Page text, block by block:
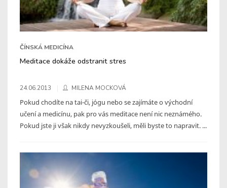
ČÍNSKÁ MEDICÍNA
Meditace dokáže odstranit stres
24.06.2013 MILENA MOCKOVÁ
Pokud chodíte na tai-či, jógu nebo se zajímáte o východní
učení a medicínu, pak pro vás meditace není nic neznámého.
Pokud jste ji však nikdy nevyzkoušeli, měli byste to napravit. ...